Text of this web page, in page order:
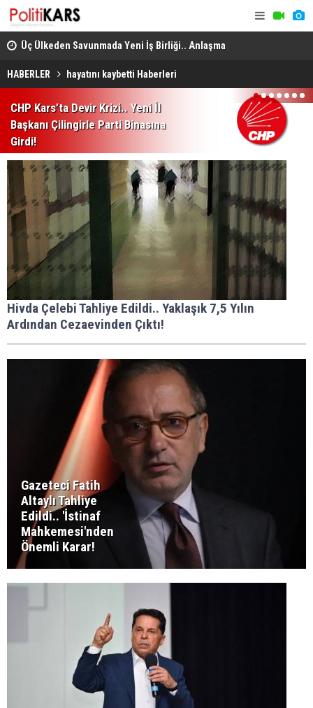
Üç Ülkeden Savunmada Yeni İş Birliği.. Anlaşma
Mekke'de Düzenlenen Zirvede İmzalandı!
HABERLER hayatını kaybetti Haberleri
CHP Kars’ta Devir Krizi.. Yeni İl
Başkanı Çilingirle Parti Binasına
Girdi!
1 2 3 4 5 6 7
Hivda Çelebi Tahliye Edildi.. Yaklaşık 7,5 Yılın
Ardından Cezaevinden Çıktı!
Gazeteci Fatih
Altaylı Tahliye
Edildi.. 'İstinaf
Mahkemesi'nden
Önemli Karar!